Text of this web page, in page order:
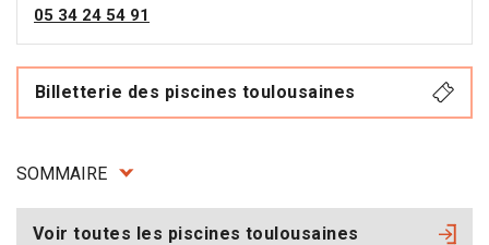
05 34 24 54 91
Billetterie des piscines toulousaines
SOMMAIRE
Voir toutes les piscines toulousaines